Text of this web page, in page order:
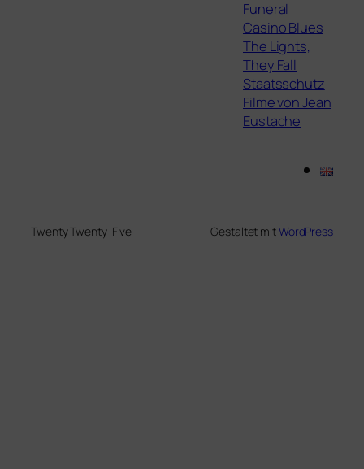
Funeral
Casino Blues
The Lights,
They Fall
Staatsschutz
Filme von Jean
Eustache
Twenty Twenty-Five Gestaltet mitWordPress